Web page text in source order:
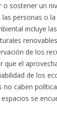
sostener un
personas o
incluye
de los
el
de los
caben
se